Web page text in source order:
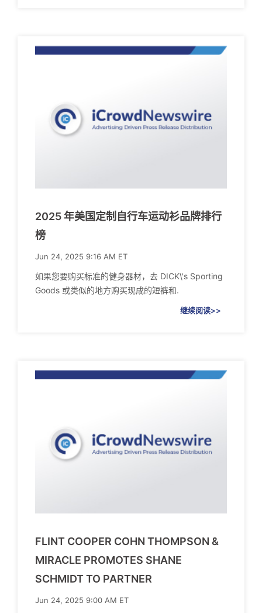
2025 年美国定制自行车运动衫品牌排行
榜
Jun 24, 2025 9:16 AM ET
如果您要购买标准的健身器材，去 DICK\'s Sporting
Goods 或类似的地方购买现成的短裤和.
继续阅读>>
FLINT COOPER COHN THOMPSON &
MIRACLE PROMOTES SHANE
SCHMIDT TO PARTNER
Jun 24, 2025 9:00 AM ET